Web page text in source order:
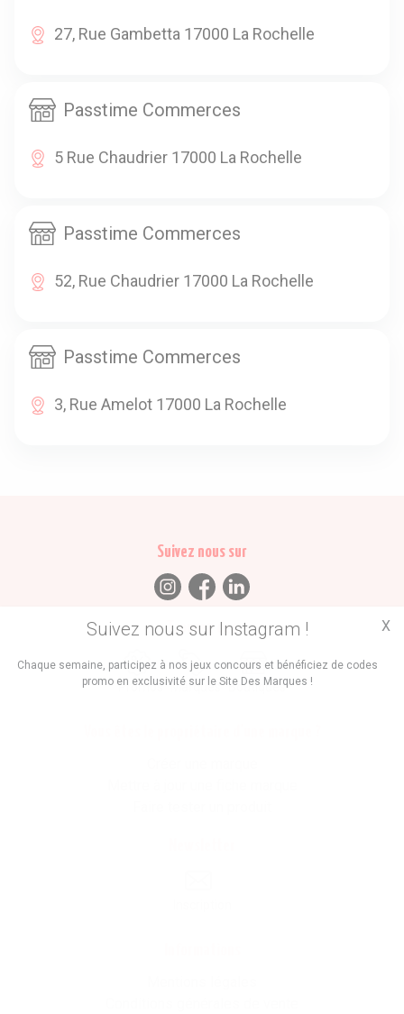
27, Rue Gambetta 17000 La Rochelle
Passtime Commerces
5 Rue Chaudrier 17000 La Rochelle
Passtime Commerces
52, Rue Chaudrier 17000 La Rochelle
Passtime Commerces
3, Rue Amelot 17000 La Rochelle
Suivez nous sur Instagram !
Chaque semaine, participez à nos jeux concours et bénéficiez de codes
promo en exclusivité sur le Site Des Marques !
X
Suivez nous sur
Trouvez des
Promos Marques Boutiques